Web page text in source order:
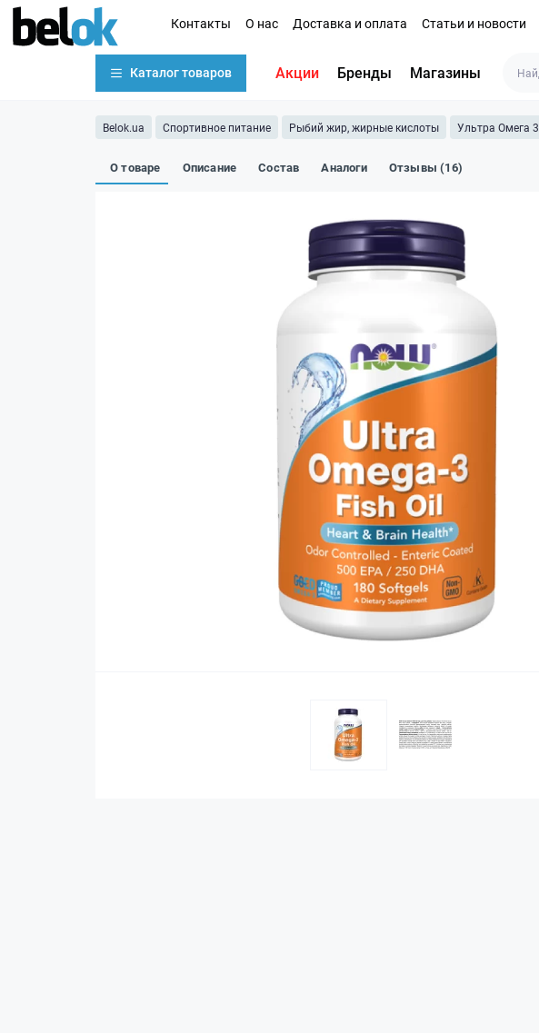
Контакты О нас Доставка и оплата Статьи и новости
Каталог товаров Акции Бренды Магазины
Belok.ua Спортивное питание Рыбий жир, жирные кислоты Ультра Омега 3
О товаре Описание Состав Аналоги Отзывы (16)